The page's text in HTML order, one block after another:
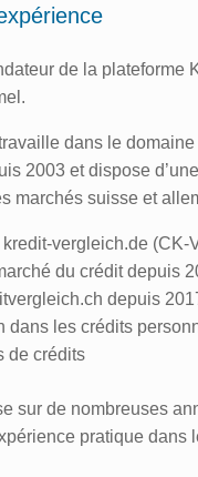
de la plateforme
dans le domaine
2003 et dispose
marchés suisse et
vergleich.de (CK-
du crédit depuis
depuis
dans les crédits
de crédits
sur de nombreuses
pratique dans